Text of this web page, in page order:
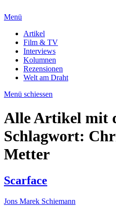
Menü
Artikel
Film & TV
Interviews
Kolumnen
Rezensionen
Welt am Draht
Menü schiessen
Alle Artikel mit
Schlagwort:
Metter
Scarface
Jons Marek Schiemann